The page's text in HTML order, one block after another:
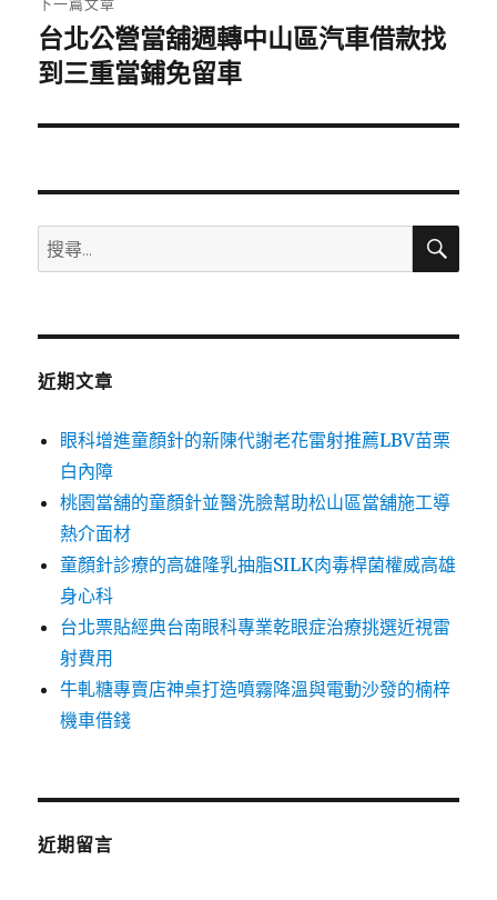
下
一
文
台北公營當舖週轉中山區汽車借款找
到三重當鋪免留車
搜
尋
鍵
搜
近期文章
眼科增進童顏針的新陳代謝老花雷射推薦LBV苗栗
白內障
桃園當舖的童顏針並醫洗臉幫助松山區當舖施工導
熱介面材
童顏針診療的高雄隆乳抽脂SILK肉毒桿菌權威高雄
身心科
台北票貼經典台南眼科專業乾眼症治療挑選近視雷
射費用
牛軋糖專賣店神桌打造噴霧降溫與電動沙發的楠梓
機車借錢
近期留言